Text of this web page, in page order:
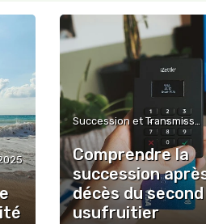
Succession et Transmission de Patrimoine
Comprendre la
succession
décès du
usufruitier